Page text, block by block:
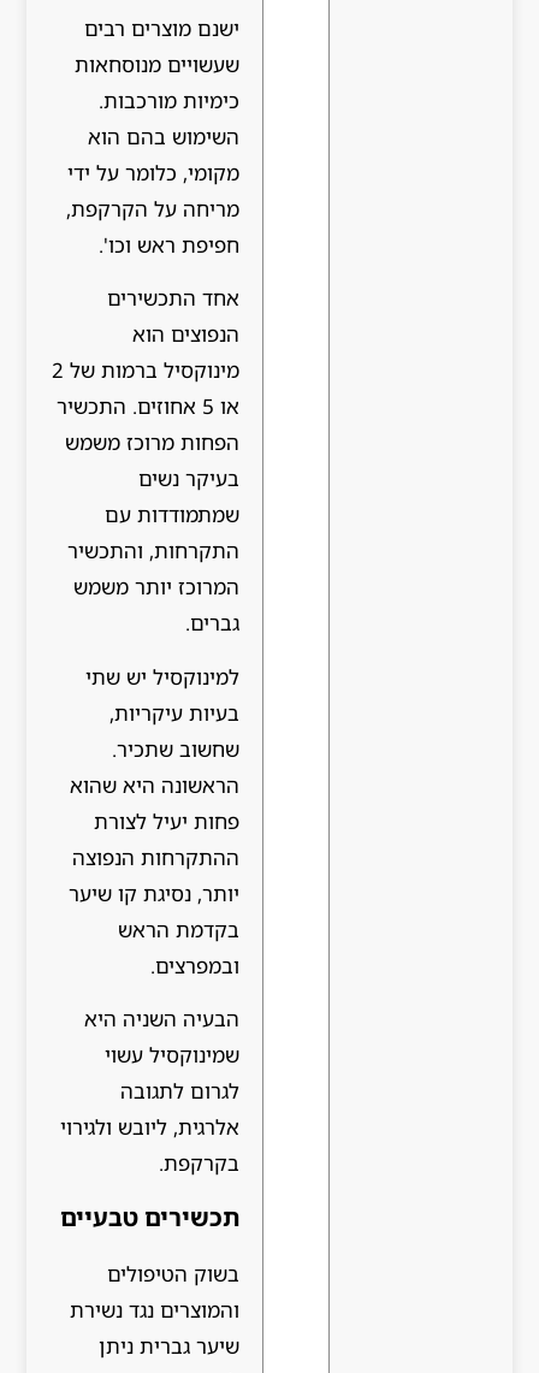
ישנם מוצרים רבים
שעשויים מנוסחאות
כימיות מורכבות.
השימוש בהם הוא
מקומי, כלומר על ידי
מריחה על הקרקפת,
חפיפת ראש וכו'.
אחד התכשירים
הנפוצים הוא
מינוקסיל ברמות של 2
או 5 אחוזים. התכשיר
הפחות מרוכז משמש
בעיקר נשים
שמתמודדות עם
התקרחות, והתכשיר
המרוכז יותר משמש
גברים.
למינוקסיל יש שתי
בעיות עיקריות,
שחשוב שתכיר.
הראשונה היא שהוא
פחות יעיל לצורת
ההתקרחות הנפוצה
יותר, נסיגת קו שיער
בקדמת הראש
ובמפרצים.
הבעיה השניה היא
שמינוקסיל עשוי
לגרום לתגובה
אלרגית, ליובש ולגירוי
בקרקפת.
תכשירים טבעיים
בשוק הטיפולים
והמוצרים נגד נשירת
שיער גברית ניתן